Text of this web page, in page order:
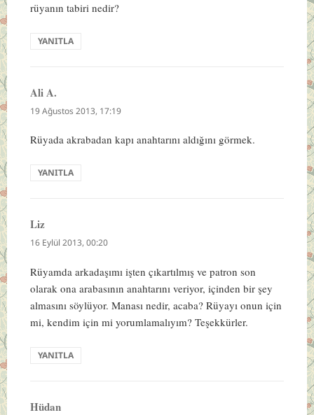
rüyanın tabiri nedir?
YANITLA
Ali A.
ki:
19 Ağustos 2013, 17:19
Rüyada akrabadan kapı anahtarını aldığını görmek.
YANITLA
Lizdedi
ki:
16 Eylül 2013, 00:20
Rüyamda arkadaşımı işten çıkartılmış ve patron son
olarak ona arabasının anahtarını veriyor, içinden bir şey
almasını söylüyor. Manası nedir, acaba? Rüyayı onun için
mi, kendim için mi yorumlamalıyım? Teşekkürler.
YANITLA
Hüdandedi